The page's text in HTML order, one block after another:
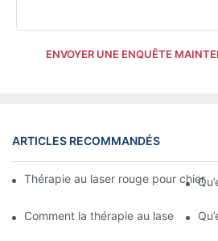
ENVOYER UNE ENQUÊTE
ARTICLES RECOMMANDÉS
Thérapie au laser rouge pour
Comment la thérapie au laser